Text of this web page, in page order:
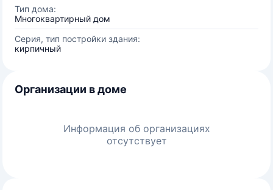
Тип дома:
Многоквартирный дом
Серия, тип постройки здания:
кирпичный
Организации в доме
Информация об организациях
отсутствует